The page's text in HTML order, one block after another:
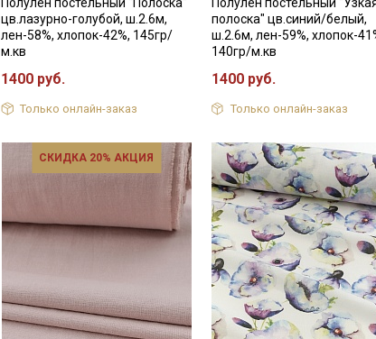
цв.лазурно-голубой, ш.2.6м,
лен-58%, хлопок-42%, 145гр/
м.кв
1400 руб.
Только онлайн-заказ
полоска" цв.синий/белый,
ш.2.6м, лен-59%, хлопок-
140гр/м.кв
1400 руб.
Только онлайн-заказ
СКИДКА 20% АКЦИЯ